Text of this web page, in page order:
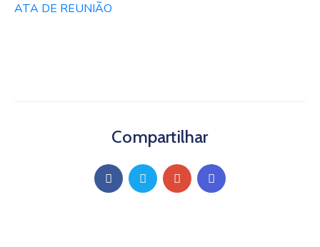
ATA DE REUNIÃO
Compartilhar